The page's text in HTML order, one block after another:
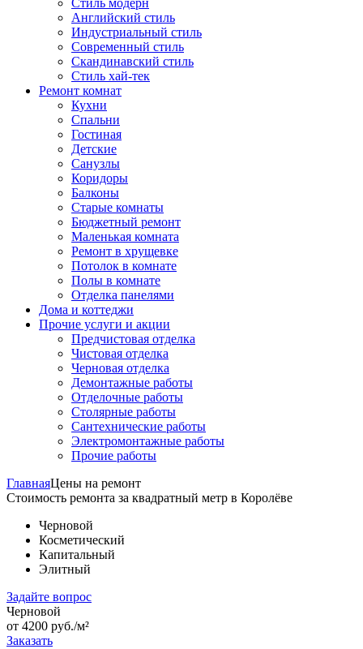
Стиль модерн
Английский стиль
Индустриальный стиль
Современный стиль
Скандинавский стиль
Стиль хай-тек
Ремонт комнат
Кухни
Спальни
Гостиная
Детские
Санузлы
Коридоры
Балконы
Старые комнаты
Бюджетный ремонт
Маленькая комната
Ремонт в хрущевке
Потолок в комнате
Полы в комнате
Отделка панелями
Дома и коттеджи
Прочие услуги и акции
Предчистовая отделка
Чистовая отделка
Черновая отделка
Демонтажные работы
Отделочные работы
Столярные работы
Сантехнические работы
Электромонтажные работы
Прочие работы
ГлавнаяЦены на ремонт
Стоимость ремонта за квадратный метр в Королёве
Черновой
Косметический
Капитальный
Элитный
Задайте вопрос
Черновой
от 4200 руб./м²
Заказать